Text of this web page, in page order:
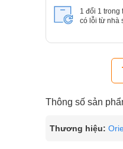
1 đổi 1 trong
có lỗi từ nhà
Thông số sản
Thương hiệu: